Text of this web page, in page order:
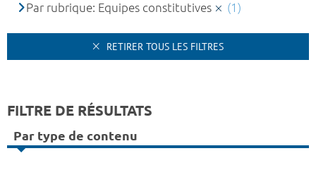
Par rubrique: Equipes constitutives
(1)
RETIRER TOUS LES FILTRES
FILTRE DE RÉSULTATS
Par type de contenu